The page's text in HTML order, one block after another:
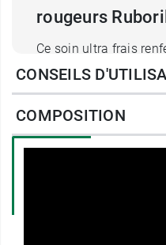
rougeurs
Ce soin ultra frais
contenant des extraits
marronnier d'Inde et
cutanée.
CONSEILS
COMPOSITION